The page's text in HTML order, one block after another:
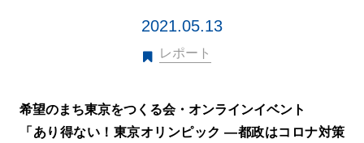
2021.05.13
レポート
希望のまち東京をつくる会・オンラインイベント
「あり得ない！東京オリンピック ―都政はコロナ対策